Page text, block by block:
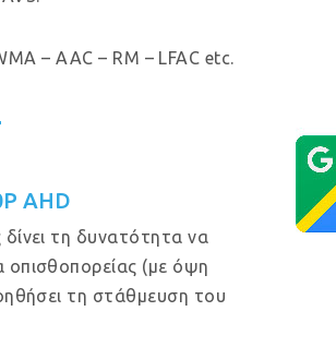
– AAC – RM – LFAC etc.
AHD
τη δυνατότητα να
οπισθοπορείας (με όψη
τη στάθμευση του